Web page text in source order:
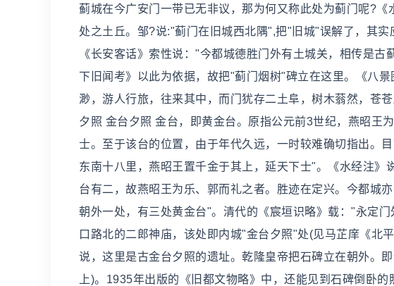
蓟城在今广安门一带已无非议，那为何又称此处为蓟门呢?
处之土丘。邹?说:"蓟门在旧城西北隅",把"旧城"误解了，其
《长安客话》索性说："今都城德胜门外有土城关，相传是
下旧闻考》以此为依据，故把"蓟门烟树"碑立在这里。《八
渺，游人行旅，往来其中，而门犹存二土阜，树木蓊然，苍
夕照 金台夕照 金台，即黄金台。原指公元前3世纪，燕昭王
士。至于该台的位置，由于年代久远，一时较难确切指出。
东南十八里，燕昭王置千金于其上，延天下士"。《水经注
台有二，故燕昭王为乐、郭而礼之者。胜迹在定兴。今都城
朝外一处，有三处黄金台"。清代的《宸垣识略》载："永定
口路北的二郎神庙，该处即内城"金台夕照"处(见马芷庠《北
说，这里是古金台夕照的遗址。乾隆皇帝把石碑立在朝外。
上)。1935年出版的《旧都文物略》中，还能见到石碑倒卧